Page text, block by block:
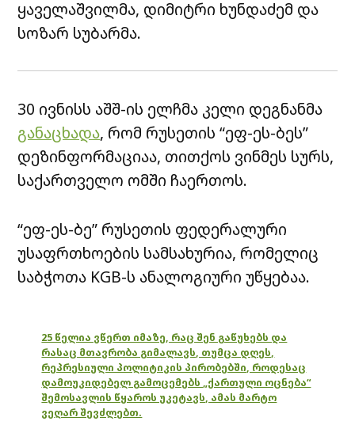
ყაველაშვილმა, დიმიტრი ხუნდაძემ და
სოზარ სუბარმა.
30 ივნისს აშშ-ის ელჩმა კელი დეგნანმა
განაცხადა, რომ რუსეთის “ეფ-ეს-ბეს”
დეზინფორმაციაა, თითქოს ვინმეს სურს,
საქართველო ომში ჩაერთოს.
“ეფ-ეს-ბე” რუსეთის ფედერალური
უსაფრთხოების სამსახურია, რომელიც
საბჭოთა KGB-ს ანალოგიური უწყებაა.
25 წელია ვწერთ იმაზე, რაც შენ გაწუხებს და
რასაც მთავრობა გიმალავს, თუმცა დღეს,
რეპრესიული პოლიტიკის პირობებში, როდესაც
დამოუკიდებელ გამოცემებს „ქართული ოცნება“
შემოსავლის წყაროს უკეტავს, ამას მარტო
ვეღარ შევძლებთ.